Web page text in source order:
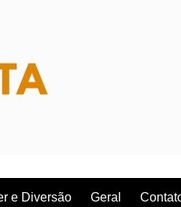
e Diversão Geral